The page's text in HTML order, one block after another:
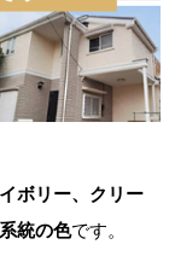
ボリー、クリー
統の色です。